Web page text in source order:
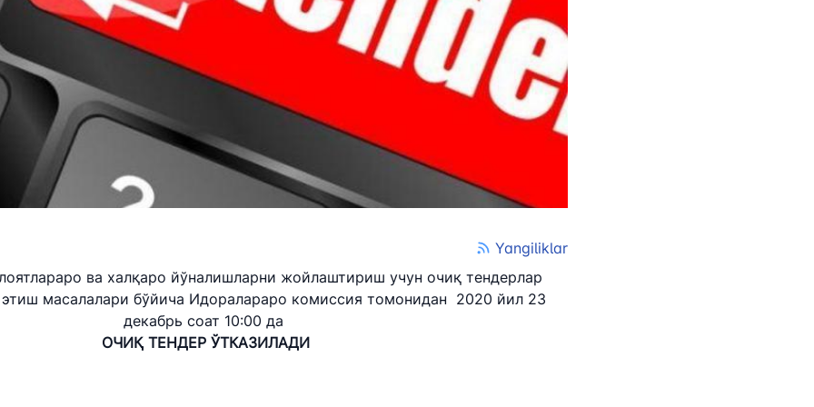
amalga
yoki
hozir bo‘lish
va bayonotlari
bilan bog’lanish
so'rovlarni
Yangiliklar
ва халқаро йўналишларни жойлаштириш учун очиқ тендерлар
масалалари бўйича Идоралараро комиссия томонидан 2020 йил 23
декабрь соат 10:00 да
ОЧИҚ ТЕНДЕР ЎТКАЗИЛАДИ